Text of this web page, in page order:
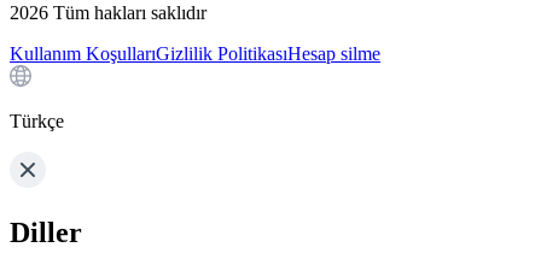
2026 Tüm hakları saklıdır
Kullanım KoşullarıGizlilik PolitikasıHesap silme
Türkçe
Diller